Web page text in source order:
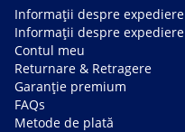
Informații despre expediere
Informații despre expediere
Contul meu
Returnare & Retragere
Garanție premium
FAQs
Metode de plată